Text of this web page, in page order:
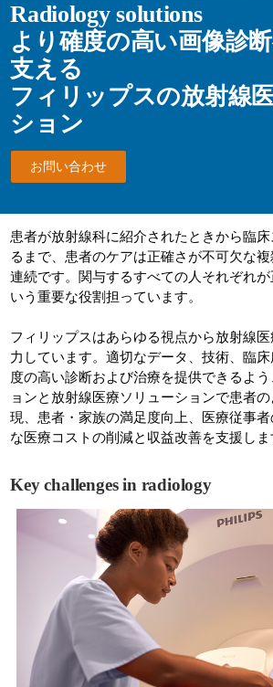
Radiology solutions
より確度の高い画像診
支える
フィリップスの放射線
ション
お問い合わせ
患者が放射線科に紹介されたときから臨
るまで、患者のケアは正確さが不可欠な
連続です。関与するすべての人それぞれ
いう重要な役割担っています。
フィリップスはあらゆる視点から放射線
力しています。適切なデータ、技術、臨
度の高い診断および治療を提供できるよ
ョンと放射線医療ソリューションで患者
現、患者・家族の満足度向上、医療従事
な医療コストの削減と収益改善を支援しま
Key challenges in radiology